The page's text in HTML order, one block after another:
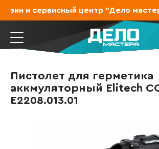
и сервисный центр "Дело
Пистолет для герметика
аккмуляторный Elitech
E2208.013.01